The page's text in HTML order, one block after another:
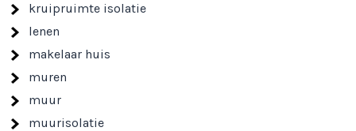
kruipruimte isolatie
lenen
makelaar huis
muren
muur
muurisolatie